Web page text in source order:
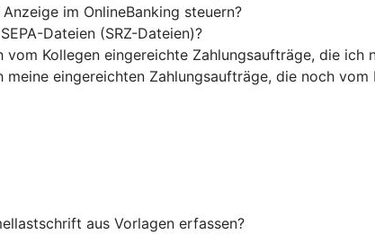
im OnlineBanking steuern?
Dateien (SRZ-Dateien)?
Kollegen eingereichte Zahlungsaufträge, die ich
eingereichten Zahlungsaufträge, die noch vom
aus Vorlagen erfassen?